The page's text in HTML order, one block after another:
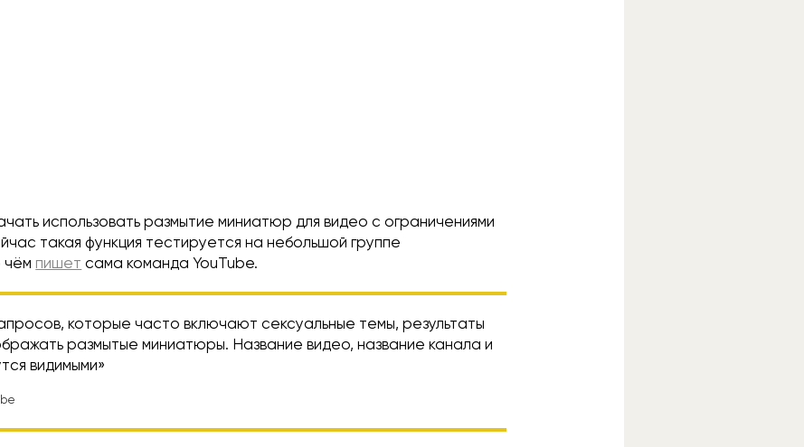
использовать размытие миниатюр для видео с ограничениями
такая функция тестируется на небольшой группе
чём пишет сама команда YouTube.
которые часто включают сексуальные темы, результаты
размытые миниатюры. Название видео, название канала и
видимыми»